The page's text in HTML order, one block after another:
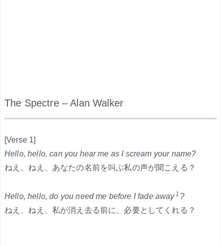
The Spectre – Alan Walker
[Verse 1]
Hello, hello, can you hear me as I scream your name?
ねえ、ねえ、あなたの名前を叫ぶ私の声が聞こえる？
Hello, hello, do you need me before I fade away1 ?
ねえ、ねえ、私が消え去る前に、必要としてくれる？